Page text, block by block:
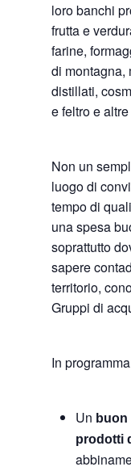
loro banchi
frutta e
farine,
di montagna,
distillati,
e feltro e
Non un
luogo di
tempo di
una spesa
soprattutto
sapere
territorio,
Gruppi di
In
Un
prodotti